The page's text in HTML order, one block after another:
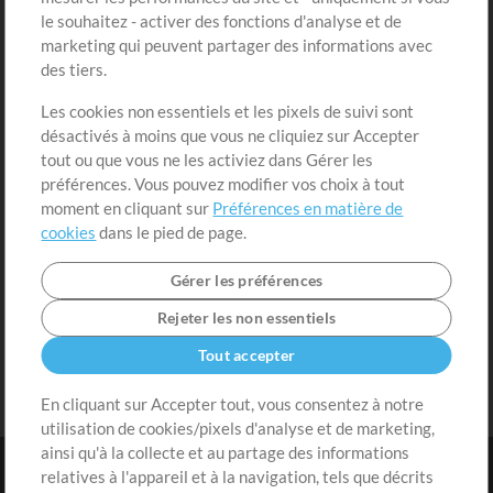
Acheter des crédits
Contenu gratuit
Demander les pistes
Extras
Sessions
Soumettre votre contenu
Listes de lecture
Conférence MT
Connexion
S'inscrire
le souhaitez - activer des fonctions d'analyse et de
marketing qui peuvent partager des informations avec
des tiers.
Les cookies non essentiels et les pixels de suivi sont
désactivés à moins que vous ne cliquiez sur Accepter
tout ou que vous ne les activiez dans Gérer les
préférences. Vous pouvez modifier vos choix à tout
moment en cliquant sur Préférences en matière de
cookies dans le pied de page.
Gérer les préférences
Rejeter les non essentiels
Tout accepter
En cliquant sur Accepter tout, vous consentez à notre
utilisation de cookies/pixels d'analyse et de marketing,
ainsi qu'à la collecte et au partage des informations
relatives à l'appareil et à la navigation, tels que décrits